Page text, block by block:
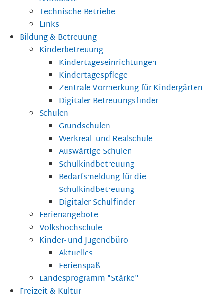
Technische Betriebe
Links
Bildung & Betreuung
Kinderbetreuung
Kindertageseinrichtungen
Kindertagespflege
Zentrale Vormerkung für Kindergärten
Digitaler Betreuungsfinder
Schulen
Grundschulen
Werkreal- und Realschule
Auswärtige Schulen
Schulkindbetreuung
Bedarfsmeldung für die
Schulkindbetreuung
Digitaler Schulfinder
Ferienangebote
Volkshochschule
Kinder- und Jugendbüro
Aktuelles
Ferienspaß
Landesprogramm "Stärke"
Freizeit & Kultur